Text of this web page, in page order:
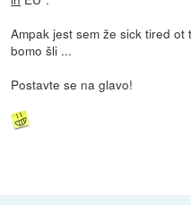
Ampak jest sem že sick tired
bomo šli ...
Postavte se na glavo!